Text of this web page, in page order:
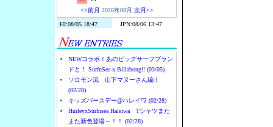
<<前月 2026年08月 次月>>
NEWコラボ！あのビッグサーフブラン
ドと！ SurfnSea x Billabong!! (03/05)
ソロモン流 山下マヌーさん編！
(02/28)
キッズバースデー@ハレイワ (02/28)
HurleyxSurfnsea Haleiwa Tシャツまた
また新色登場～！！ (02/28)